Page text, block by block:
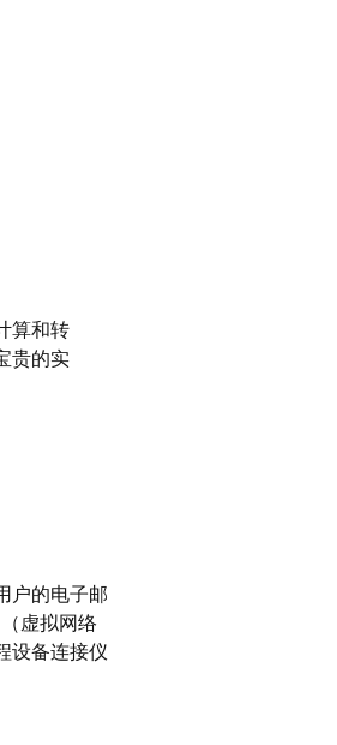
算和转
贵的实
户的电子邮
虚拟网络
设备连接仪